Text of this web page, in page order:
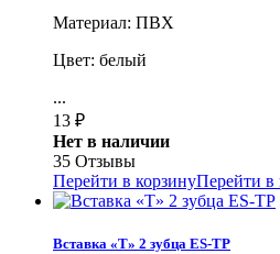
Материал: ПВХ
Цвет: белый
...
13 ₽
Нет в наличии
35 Отзывы
Перейти в корзинуПерейти в
Вставка «Т» 2 зубца ES-TP